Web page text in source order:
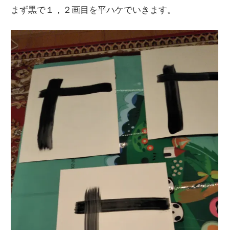
まず黒で１，２画目を平ハケでいきます。